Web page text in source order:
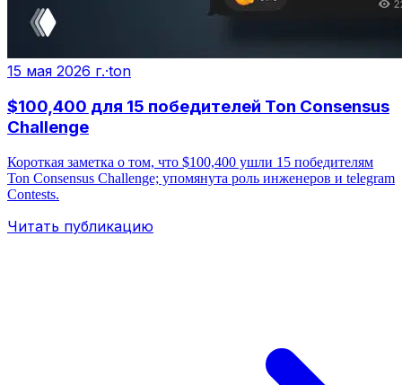
15 мая 2026 г.·ton
$100,400 для 15 победителей Ton Consensus
Challenge
Короткая заметка о том, что $100,400 ушли 15 победителям
Ton Consensus Challenge; упомянута роль инженеров и telegram
Contests.
Читать публикацию